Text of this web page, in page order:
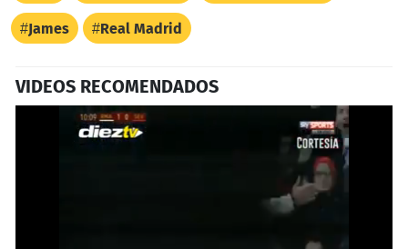
James Real Madrid
VIDEOS RECOMENDADOS